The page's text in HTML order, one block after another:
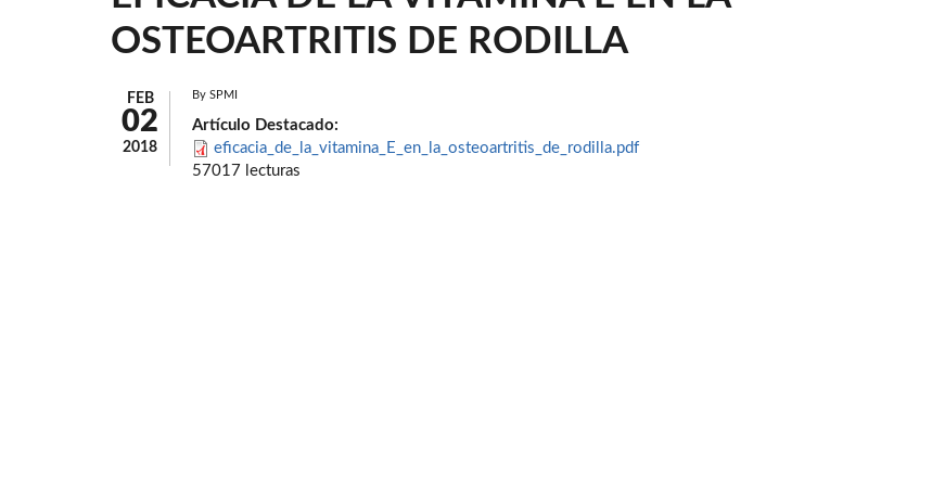
OSTEOARTRITIS DE RODILLA
FEB
02
2018
By SPMI
Artículo Destacado:
eficacia_de_la_vitamina_E_en_la_osteoartritis_de_rodilla.pdf
57017 lecturas